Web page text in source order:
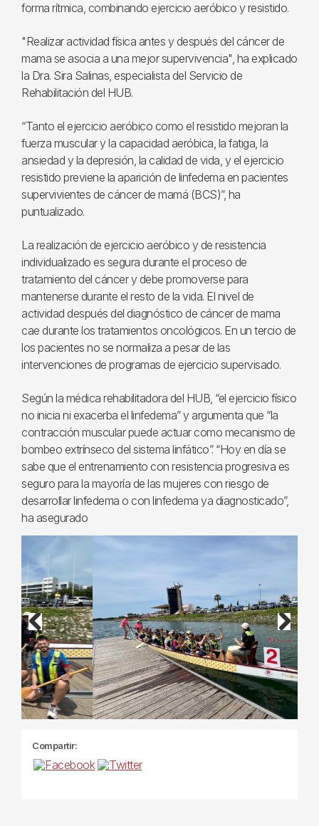
forma rítmica, combinando ejercicio aeróbico y resistido.
"Realizar actividad física antes y después del cáncer de
mama se asocia a una mejor supervivencia", ha explicado
la Dra. Sira Salinas, especialista del Servicio de
Rehabilitación del HUB.
“Tanto el ejercicio aeróbico como el resistido mejoran la
fuerza muscular y la capacidad aeróbica, la fatiga, la
ansiedad y la depresión, la calidad de vida, y el ejercicio
resistido previene la aparición de linfedema en pacientes
supervivientes de cáncer de mamá (BCS)”, ha
puntualizado.
La realización de ejercicio aeróbico y de resistencia
individualizado es segura durante el proceso de
tratamiento del cáncer y debe promoverse para
mantenerse durante el resto de la vida. El nivel de
actividad después del diagnóstico de cáncer de mama
cae durante los tratamientos oncológicos. En un tercio de
los pacientes no se normaliza a pesar de las
intervenciones de programas de ejercicio supervisado.
Según la médica rehabilitadora del HUB, “el ejercicio físico
no inicia ni exacerba el linfedema” y argumenta que “la
contracción muscular puede actuar como mecanismo de
bombeo extrínseco del sistema linfático”. “Hoy en día se
sabe que el entrenamiento con resistencia progresiva es
seguro para la mayoría de las mujeres con riesgo de
desarrollar linfedema o con linfedema ya diagnosticado”,
ha asegurado
Previous Next
Compartir: